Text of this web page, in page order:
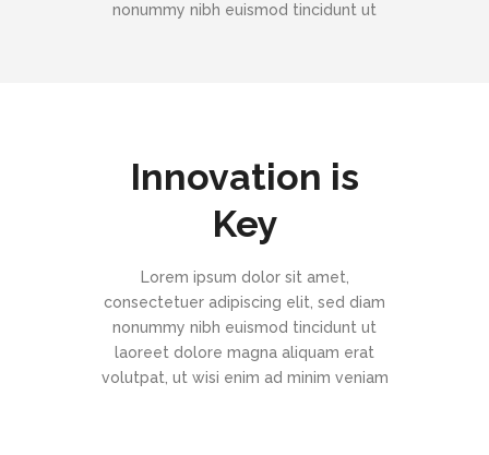
nonummy nibh euismod tincidunt ut
Innovation is
Key
Lorem ipsum dolor sit amet,
consectetuer adipiscing elit, sed diam
nonummy nibh euismod tincidunt ut
laoreet dolore magna aliquam erat
volutpat, ut wisi enim ad minim veniam